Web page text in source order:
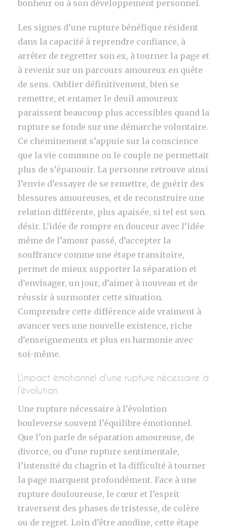
bonheur ou à son développement personnel.
Les signes d’une rupture bénéfique résident
dans la capacité à reprendre confiance, à
arrêter de regretter son ex, à tourner la page et
à revenir sur un parcours amoureux en quête
de sens. Oublier définitivement, bien se
remettre, et entamer le deuil amoureux
paraissent beaucoup plus accessibles quand la
rupture se fonde sur une démarche volontaire.
Ce cheminement s’appuie sur la conscience
que la vie commune ou le couple ne permettait
plus de s’épanouir. La personne retrouve ainsi
l’envie d’essayer de se remettre, de guérir des
blessures amoureuses, et de reconstruire une
relation différente, plus apaisée, si tel est son
désir. L’idée de rompre en douceur avec l’idée
même de l’amour passé, d’accepter la
souffrance comme une étape transitoire,
permet de mieux supporter la séparation et
d’envisager, un jour, d’aimer à nouveau et de
réussir à surmonter cette situation.
Comprendre cette différence aide vraiment à
avancer vers une nouvelle existence, riche
d’enseignements et plus en harmonie avec
soi-même.
L’impact émotionnel d’une rupture nécessaire à
l’évolution
Une rupture nécessaire à l’évolution
bouleverse souvent l’équilibre émotionnel.
Que l’on parle de séparation amoureuse, de
divorce, ou d’une rupture sentimentale,
l’intensité du chagrin et la difficulté à tourner
la page marquent profondément. Face à une
rupture douloureuse, le cœur et l’esprit
traversent des phases de tristesse, de colère
ou de regret. Loin d’être anodine, cette étape